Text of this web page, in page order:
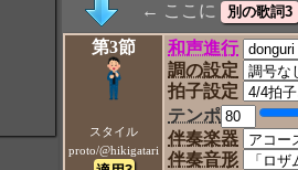
← ここに
第3節
スタイル
proto/@hikigatari
和声進行
調の設定
拍子設定
テンポ
伴奏楽器
伴奏音形